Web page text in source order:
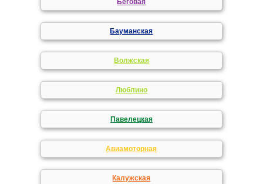
Беговая
Бауманская
Волжская
Люблино
Павелецкая
Авиамоторная
Калужская